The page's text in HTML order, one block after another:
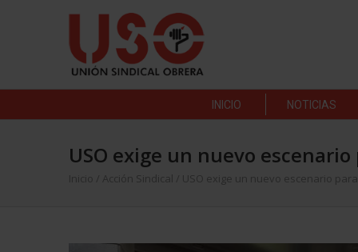
INICIO NOTICIAS
USO exige un nuevo
Inicio Acción Sindical USO exige un nuevo escenario